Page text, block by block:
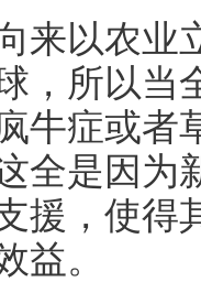
来以农业
，所以当
牛症或者
全是因为
援，使得
益。